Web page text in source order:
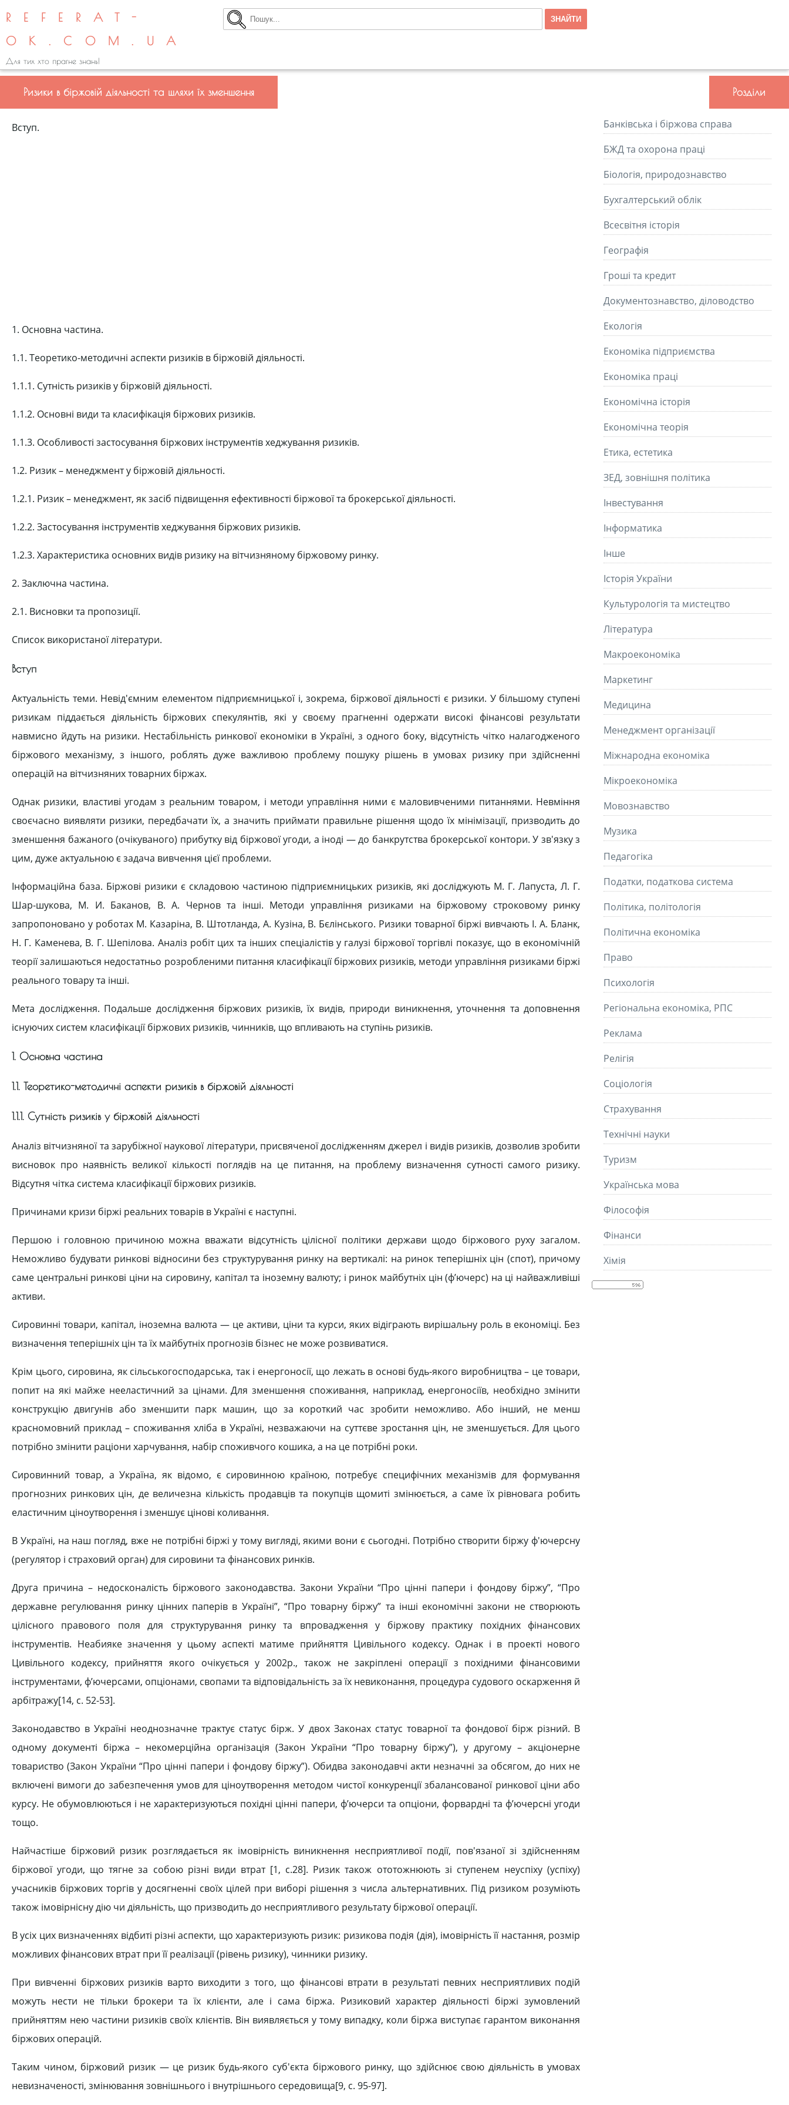
REFERAT-
OK.COM.UA
Для тих хто прагне знань!
Ризики в біржовій діяльності та шляхи їх зменшення
Вступ.
1. Основна частина.
1.1. Теоретико-методичні аспекти ризиків в біржовій діяльності.
1.1.1. Сутність ризиків у біржовій діяльності.
1.1.2. Основні види та класифікація біржових ризиків.
1.1.3. Особливості застосування біржових інструментів хеджування ризиків.
1.2. Ризик – менеджмент у біржовій діяльності.
1.2.1. Ризик – менеджмент, як засіб підвищення ефективності біржової та брокерської діяльності.
1.2.2. Застосування інструментів хеджування біржових ризиків.
1.2.3. Характеристика основних видів ризику на вітчизняному біржовому ринку.
2. Заключна частина.
2.1. Висновки та пропозиції.
Список використаної літератури.
Вступ
Актуальність теми. Невід'ємним елементом підприємницької і, зокрема, біржової діяльності є ризики. У більшому ступені
ризикам піддається діяльність біржових спекулянтів, які у своєму прагненні одержати високі фінансові результати
навмисно йдуть на ризики. Нестабільність ринкової економіки в Україні, з одного боку, відсутність чітко налагодженого
біржового механізму, з іншого, роблять дуже важливою проблему пошуку рішень в умовах ризику при здійсненні
операцій на вітчизняних товарних біржах.
Однак ризики, властиві угодам з реальним товаром, і методи управління ними є маловивченими питаннями. Невміння
своєчасно виявляти ризики, передбачати їх, а значить приймати правильне рішення щодо їх мінімізації, призводить до
зменшення бажаного (очікуваного) прибутку від біржової угоди, а іноді — до банкрутства брокерської контори. У зв'язку з
цим, дуже актуальною є задача вивчення цієї проблеми.
Інформаційна база. Біржові ризики є складовою частиною підприємницьких ризиків, які досліджують М. Г. Лапуста, Л. Г.
Шар-шукова, М. И. Баканов, В. А. Чернов та інші. Методи управління ризиками на біржовому строковому ринку
запропоновано у роботах М. Казаріна, В. Штотланда, А. Кузіна, В. Бєлінського. Ризики товарної біржі вивчають І. А. Бланк,
Н. Г. Каменева, В. Г. Шепілова. Аналіз робіт цих та інших спеціалістів у галузі біржової торгівлі показує, що в економічній
теорії залишаються недостатньо розробленими питання класифікації біржових ризиків, методи управління ризиками біржі
реального товару та інші.
Мета дослідження. Подальше дослідження біржових ризиків, їх видів, природи виникнення, уточнення та доповнення
існуючих систем класифікації біржових ризиків, чинників, що впливають на ступінь ризиків.
1. Основна частина
1.1. Теоретико-методичні аспекти ризиків в біржовій діяльності
1.1.1. Сутність ризиків у біржовій діяльності
Аналіз вітчизняної та зарубіжної наукової літератури, присвяченої дослідженням джерел і видів ризиків, дозволив зробити
висновок про наявність великої кількості поглядів на це питання, на проблему визначення сутності самого ризику.
Відсутня чітка система класифікації біржових ризиків.
Причинами кризи біржі реальних товарів в Україні є наступні.
Першою і головною причиною можна вважати відсутність цілісної політики держави щодо біржового руху загалом.
Неможливо будувати ринкові відносини без структурування ринку на вертикалі: на ринок теперішніх цін (спот), причому
саме центральні ринкові ціни на сировину, капітал та іноземну валюту; і ринок майбутніх цін (ф’ючерс) на ці найважливіші
активи.
Сировинні товари, капітал, іноземна валюта — це активи, ціни та курси, яких відіграють вирішальну роль в економіці. Без
визначення теперішніх цін та їх майбутніх прогнозів бізнес не може розвиватися.
Крім цього, сировина, як сільськогосподарська, так і енергоносії, що лежать в основі будь-якого виробництва – це товари,
попит на які майже нееластичний за цінами. Для зменшення споживання, наприклад, енергоносіїв, необхідно змінити
конструкцію двигунів або зменшити парк машин, що за короткий час зробити неможливо. Або інший, не менш
красномовний приклад – споживання хліба в Україні, незважаючи на суттєве зростання цін, не зменшується. Для цього
потрібно змінити раціони харчування, набір споживчого кошика, а на це потрібні роки.
Сировинний товар, а Україна, як відомо, є сировинною країною, потребує специфічних механізмів для формування
прогнозних ринкових цін, де величезна кількість продавців та покупців щомиті змінюється, а саме їх рівновага робить
еластичним ціноутворення і зменшує цінові коливання.
В Україні, на наш погляд, вже не потрібні біржі у тому вигляді, якими вони є сьогодні. Потрібно створити біржу ф'ючерсну
(регулятор і страховий орган) для сировини та фінансових ринків.
Друга причина – недосконалість біржового законодавства. Закони України “Про цінні папери і фондову біржу”, “Про
державне регулювання ринку цінних паперів в Україні”, “Про товарну біржу” та інші економічні закони не створюють
цілісного правового поля для структурування ринку та впровадження у біржову практику похідних фінансових
інструментів. Неабияке значення у цьому аспекті матиме прийняття Цивільного кодексу. Однак і в проекті нового
Цивільного кодексу, прийняття якого очікується у 2002р., також не закріплені операції з похідними фінансовими
інструментами, ф’ючерсами, опціонами, свопами та відповідальність за їх невиконання, процедура судового оскарження й
арбітражу[14, c. 52-53].
Законодавство в Україні неоднозначне трактує статус бірж. У двох Законах статус товарної та фондової бірж різний. В
одному документі біржа – некомерційна організація (Закон України “Про товарну біржу”), у другому – акціонерне
товариство (Закон України “Про цінні папери і фондову біржу”). Обидва законодавчі акти незначні за обсягом, до них не
включені вимоги до забезпечення умов для ціноутворення методом чистої конкуренції збалансованої ринкової ціни або
курсу. Не обумовлюються і не характеризуються похідні цінні папери, ф’ючерси та опціони, форвардні та ф’ючерсні угоди
тощо.
Найчастіше біржовий ризик розглядається як імовірність виникнення несприятливої події, пов'язаної зі здійсненням
біржової угоди, що тягне за собою різні види втрат [1, c.28]. Ризик також ототожнюють зі ступенем неуспіху (успіху)
учасників біржових торгів у досягненні своїх цілей при виборі рішення з числа альтернативних. Під ризиком розуміють
також імовірнісну дію чи діяльність, що призводить до несприятливого результату біржової операції.
В усіх цих визначеннях відбиті різні аспекти, що характеризують ризик: ризикова подія (дія), імовірність її настання, розмір
можливих фінансових втрат при її реалізації (рівень ризику), чинники ризику.
При вивченні біржових ризиків варто виходити з того, що фінансові втрати в результаті певних несприятливих подій
можуть нести не тільки брокери та їх клієнти, але і сама біржа. Ризиковий характер діяльності біржі зумовлений
прийняттям нею частини ризиків своїх клієнтів. Він виявляється у тому випадку, коли біржа виступає гарантом виконання
біржових операцій.
Таким чином, біржовий ризик — це ризик будь-якого суб'єкта біржового ринку, що здійснює свою діяльність в умовах
невизначеності, змінювання зовнішнього і внутрішнього середовища[9, c. 95-97].
Розділи
Банківська і біржова справа
БЖД та охорона праці
Біологія, природознавство
Бухгалтерський облік
Всесвітня історія
Географія
Гроші та кредит
Документознавство, діловодство
Екологія
Економіка підприємства
Економіка праці
Економічна історія
Економічна теорія
Етика, естетика
ЗЕД, зовнішня політика
Інвестування
Інформатика
Інше
Історія України
Культурологія та мистецтво
Літературa
Макроекономіка
Маркетинг
Медицина
Менеджмент організації
Міжнародна економіка
Мікроекономіка
Мовознавство
Музика
Педагогіка
Податки, податкова система
Політика, політологія
Політична економіка
Право
Психологія
Регіональна економіка, РПС
Реклама
Релігія
Соціологія
Страхування
Технічні науки
Туризм
Українська мова
Філософія
Фінанси
Хімія